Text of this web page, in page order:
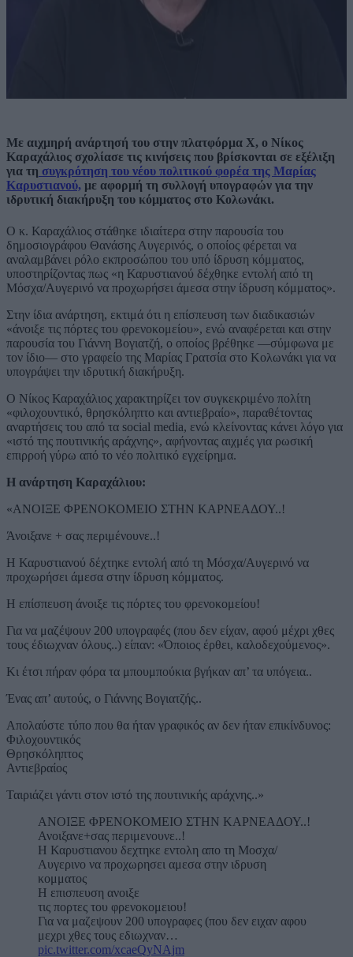
Με αιχμηρή ανάρτησή του στην πλατφόρμα Χ, ο Νίκος
Καραχάλιος σχολίασε τις κινήσεις που βρίσκονται σε εξέλιξη
για τη συγκρότηση του νέου πολιτικού φορέα της Μαρίας
Καρυστιανού, με αφορμή τη συλλογή υπογραφών για την
ιδρυτική διακήρυξη του κόμματος στο Κολωνάκι.
Ο κ. Καραχάλιος στάθηκε ιδιαίτερα στην παρουσία του
δημοσιογράφου Θανάσης Αυγερινός, ο οποίος φέρεται να
αναλαμβάνει ρόλο εκπροσώπου του υπό ίδρυση κόμματος,
υποστηρίζοντας πως «η Καρυστιανού δέχθηκε εντολή από τη
Μόσχα/Αυγερινό να προχωρήσει άμεσα στην ίδρυση κόμματος».
Στην ίδια ανάρτηση, εκτιμά ότι η επίσπευση των διαδικασιών
«άνοιξε τις πόρτες του φρενοκομείου», ενώ αναφέρεται και στην
παρουσία του Γιάννη Βογιατζή, ο οποίος βρέθηκε —σύμφωνα με
τον ίδιο— στο γραφείο της Μαρίας Γρατσία στο Κολωνάκι για να
υπογράψει την ιδρυτική διακήρυξη.
Ο Νίκος Καραχάλιος χαρακτηρίζει τον συγκεκριμένο πολίτη
«φιλοχουντικό, θρησκόληπτο και αντιεβραίο», παραθέτοντας
αναρτήσεις του από τα social media, ενώ κλείνοντας κάνει λόγο για
«ιστό της πουτινικής αράχνης», αφήνοντας αιχμές για ρωσική
επιρροή γύρω από το νέο πολιτικό εγχείρημα.
H ανάρτηση Καραχάλιου:
«ΑΝΟΙΞΕ ΦΡΕΝΟΚΟΜΕΙΟ ΣΤΗΝ ΚΑΡΝΕΑΔΟΥ..!
Άνοιξανε + σας περιμένουνε..!
Η Καρυστιανού δέχτηκε εντολή από τη Μόσχα/Αυγερινό να
προχωρήσει άμεσα στην ίδρυση κόμματος.
Η επίσπευση άνοιξε τις πόρτες του φρενοκομείου!
Για να μαζέψουν 200 υπογραφές (που δεν είχαν, αφού μέχρι χθες
τους έδιωχναν όλους..) είπαν: «Όποιος έρθει, καλοδεχούμενος».
Κι έτσι πήραν φόρα τα μπουμπούκια βγήκαν απ’ τα υπόγεια..
Ένας απ’ αυτούς, ο Γιάννης Βογιατζής..
Απολαύστε τύπο που θα ήταν γραφικός αν δεν ήταν επικίνδυνος:
Φιλοχουντικός
Θρησκόληπτος
Αντιεβραίος
Ταιριάζει γάντι στον ιστό της πουτινικής αράχνης..»
ΑΝΟΙΞΕ ΦΡΕΝΟΚΟΜΕΙΟ ΣΤΗΝ ΚΑΡΝΕΑΔΟΥ..!
Ανοιξανε+σας περιμενουνε..!
Η Καρυστιανου δεχτηκε εντολη απο τη Μοσχα/
Αυγερινο να προχωρησει αμεσα στην ιδρυση
κομματος
Η επισπευση ανοιξε
τις πορτες του φρενοκομειου!
Για να μαζεψουν 200 υπογραφες (που δεν ειχαν αφου
μεχρι χθες τους εδιωχναν…
pic.twitter.com/xcaeQyNAjm